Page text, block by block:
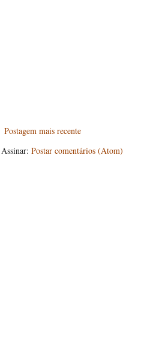
Postagem mais recente
Assinar: Postar comentários (Atom)